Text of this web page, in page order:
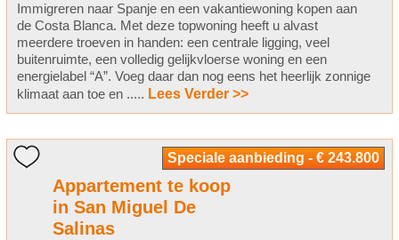
Immigreren naar Spanje en een vakantiewoning kopen aan
de Costa Blanca. Met deze topwoning heeft u alvast
meerdere troeven in handen: een centrale ligging, veel
buitenruimte, een volledig gelijkvloerse woning en een
energielabel “A”. Voeg daar dan nog eens het heerlijk zonnige
klimaat aan toe en ..... Lees Verder >>
Speciale aanbieding - € 243.800
Appartement te koop
in San Miguel De
Salinas